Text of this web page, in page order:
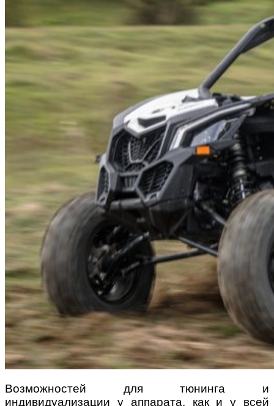
Возможностей для тюнинга и
индивидуализации у аппарата, как и у всей